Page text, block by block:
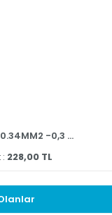
-0,3 ...
228,00 TL